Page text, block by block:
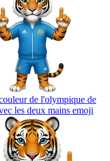
de l'olympique de
les deux mains emoji